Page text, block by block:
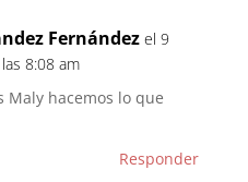
Fernández el 9
8:08 am
Maly hacemos lo que
Responder